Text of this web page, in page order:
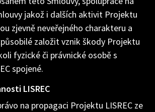
jakož i dalších aktivit Projektu
zjevně neveřejného charakteru a
založit vznik škody Projektu
fyzické či právnické osobě s
spojené.
LISREC
na propagaci Projektu LISREC ze